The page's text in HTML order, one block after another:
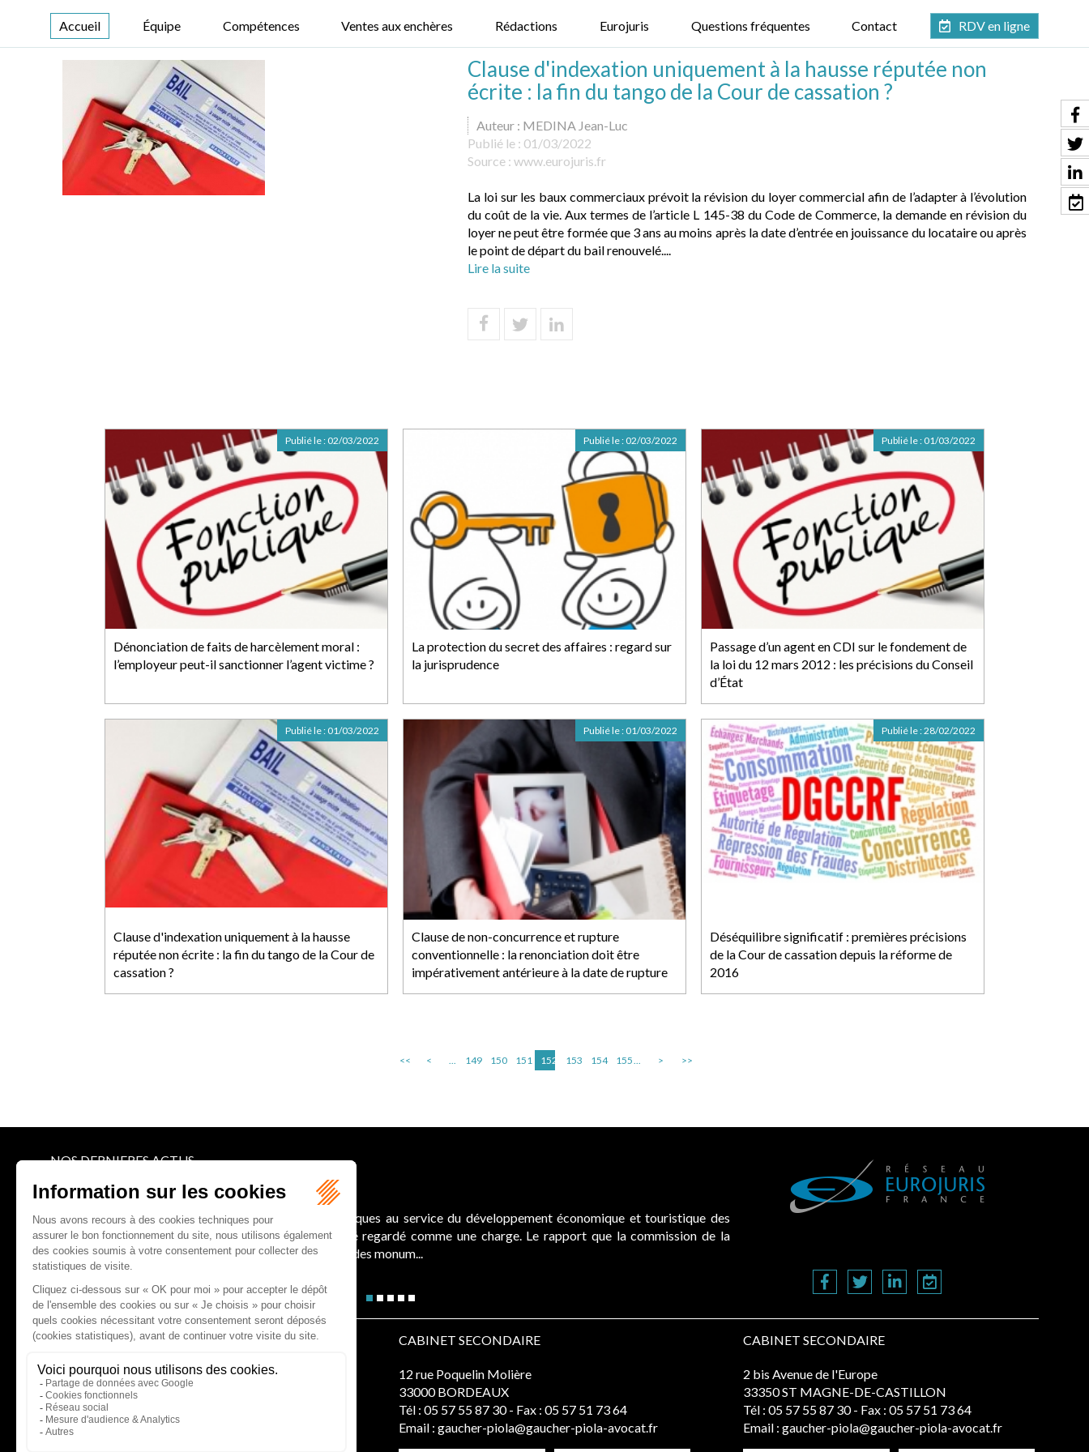
Accueil Équipe Compétences Ventes aux enchères Rédactions Eurojuris Questions fréquentes Contact RDV en ligne
Clause d'indexation uniquement à la hausse réputée non
écrite : la fin du tango de la Cour de cassation ?
Auteur : MEDINA Jean-Luc
Publié le : 01/03/2022
Source : www.eurojuris.fr
La loi sur les baux commerciaux prévoit la révision du loyer commercial afin de l’adapter à l’évolution
du coût de la vie. Aux termes de l’article L 145-38 du Code de Commerce, la demande en révision du
loyer ne peut être formée que 3 ans au moins après la date d’entrée en jouissance du locataire ou après
le point de départ du bail renouvelé....
Lire la suite
Dénonciation de faits de harcèlement moral :
l’employeur peut-il sanctionner l’agent victime ?
Publié le : 02/03/2022
La protection du secret des affaires : regard sur
la jurisprudence
Publié le : 02/03/2022
Passage d’un agent en CDI sur le fondement de
la loi du 12 mars 2012 : les précisions du Conseil
d’État
Publié le : 01/03/2022
Clause d'indexation uniquement à la hausse
réputée non écrite : la fin du tango de la Cour de
cassation ?
Publié le : 01/03/2022
Clause de non-concurrence et rupture
conventionnelle : la renonciation doit être
impérativement antérieure à la date de rupture
Publié le : 01/03/2022
Déséquilibre significatif : premières précisions
de la Cour de cassation depuis la réforme de
2016
Publié le :28/02/2022
<< < ... 149 150 151 152 153 154 155... > >>
NOS DERNIERES ACTUS
Le joug léger des monuments historiques
Pour une gestion patrimoniale des monuments historiques au service du développement économique et touristique des
collectivités Le monument historique a longtemps été regardé comme une charge. Le rapport que la commission de la
culture du Sénat a consacré, en juillet 2026, à la gestion des monum...
CABINET D'AVOCATS GAUCHER-PIOLA
20 avenue Galliéni - 33500 LIBOURNE
Tél :05 57 55 87 30 - Fax : 05 57 51 73 64
Email :gaucher-piola@gaucher-piola-avocat.fr
CABINET SECONDAIRE
12 rue Poquelin Molière
33000 BORDEAUX
Tél : 05 57 55 87 30 - Fax : 05 57 51 73 64
Email : gaucher-piola@gaucher-piola-avocat.fr
CABINET SECONDAIRE
2 bis Avenue de l'Europe
33350 ST MAGNE-DE-CASTILLON
Tél : 05 57 55 87 30 - Fax : 05 57 51 73 64
Email : gaucher-piola@gaucher-piola-avocat.fr